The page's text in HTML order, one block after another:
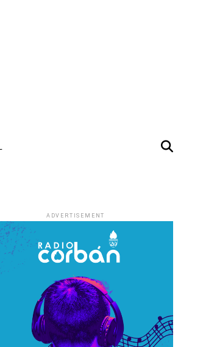
ADVERTISEMENT